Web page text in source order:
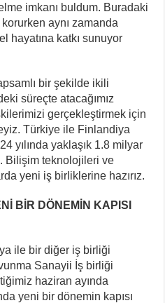
imkanı buldum. Buradaki
aynı zamanda
hayatına katkı sunuyor
bir şekilde ikili
süreçte atacağımız
gerçekleştirmek için
Türkiye ile Finlandiya
yılında yaklaşık 1.8 milyar
Bilişim teknolojileri ve
yeni iş birliklerine hazırız.
BİR DÖNEMİN KAPISI
ile bir diğer iş birliği
Sanayii İş birliği
haziran ayında
yeni bir dönemin kapısı